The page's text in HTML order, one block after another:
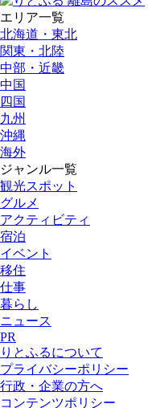
エリア一覧
北海道・東北
関東・北陸
中部・近畿
中国
四国
九州
沖縄
海外
ジャンル一覧
観光スポット
グルメ
アクティビティ
宿泊
イベント
移住
仕事
暮らし
ニュース
PR
りとふるについて
プライバシーポリシー
行政・企業の方へ
コンテンツポリシー